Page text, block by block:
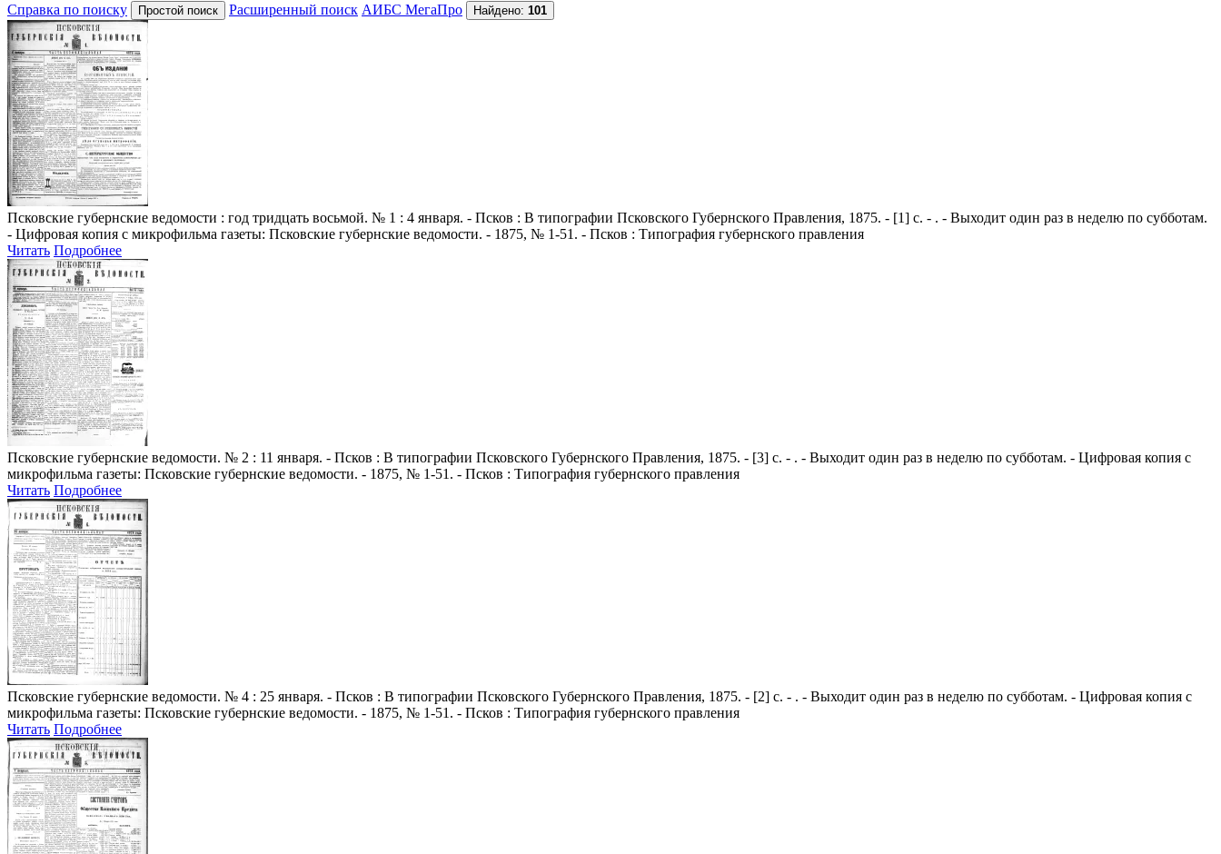
Справка по поиску Расширенный поиск АИБС МегаПро Найдено: 101
Псковские губернские ведомости : год тридцать восьмой. № 1 : 4 января. - Псков : В типографии Псковского Губернского Правления, 1875. - [1] с. - . - Выходит один раз в неделю по субботам.
- Цифровая копия с микрофильма газеты: Псковские губернские ведомости. - 1875, № 1-51. - Псков : Типография губернского правления
Читать Подробнее
Псковские губернские ведомости. № 2 : 11 января. - Псков : В типографии Псковского Губернского Правления, 1875. - [3] с. - . - Выходит один раз в неделю по субботам. - Цифровая копия с
микрофильма газеты: Псковские губернские ведомости. - 1875, № 1-51. - Псков : Типография губернского правления
Читать Подробнее
Псковские губернские ведомости. № 4 : 25 января. - Псков : В типографии Псковского Губернского Правления, 1875. - [2] с. - . - Выходит один раз в неделю по субботам. - Цифровая копия с
микрофильма газеты: Псковские губернские ведомости. - 1875, № 1-51. - Псков : Типография губернского правления
Читать Подробнее